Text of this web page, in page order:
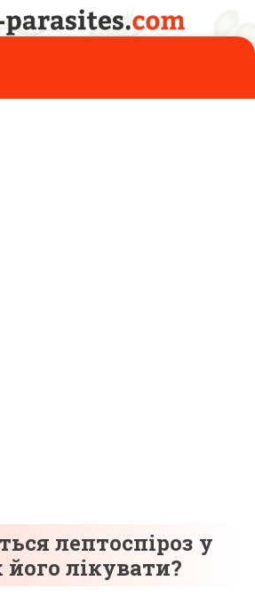
лептоспіроз у
лікувати?